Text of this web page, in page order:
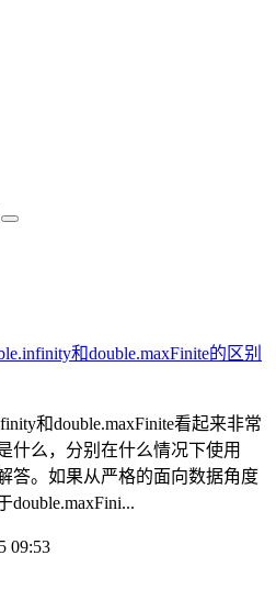
和double.maxFinite的区别
和double.maxFinite看起来非常
什么，分别在什么情况下使用
答。如果从严格的面向数据角度
double.maxFini...
09:53